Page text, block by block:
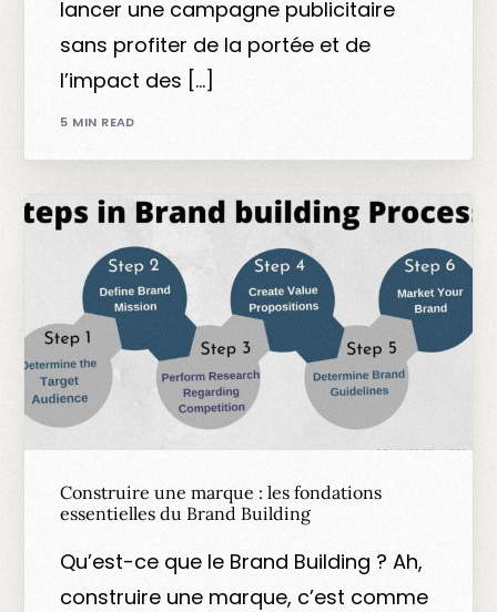
lancer une campagne publicitaire
sans profiter de la portée et de
l’impact des […]
5 MIN READ
Construire une marque : les fondations
essentielles du Brand Building
Qu’est-ce que le Brand Building ? Ah,
construire une marque, c’est comme